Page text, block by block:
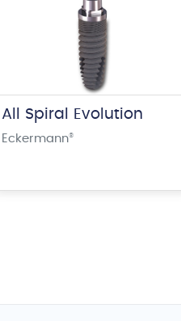
All Spiral Evolution
Eckermann®